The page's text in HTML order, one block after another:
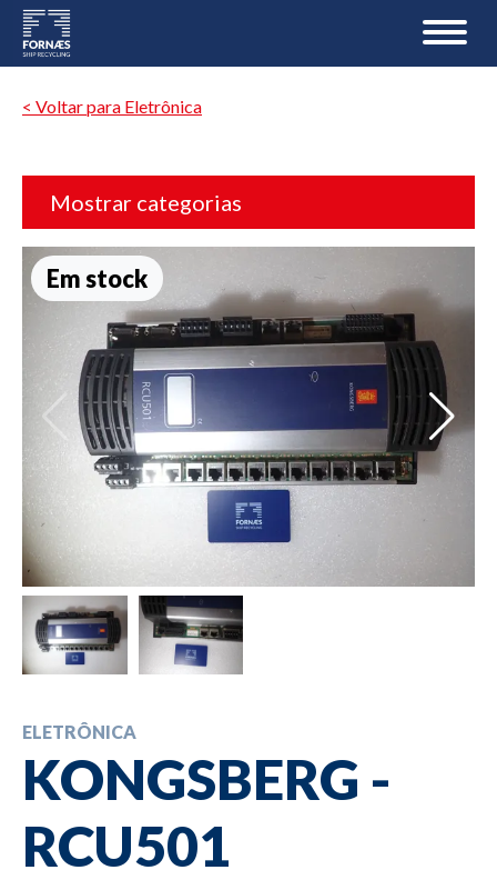
< Voltar para Eletrônica
Mostrar categorias
Em stock
ELETRÔNICA
KONGSBERG -
RCU501